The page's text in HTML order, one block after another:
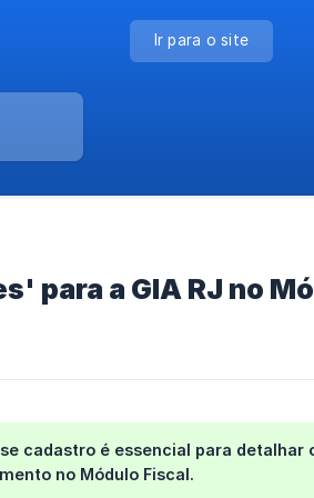
Ir para o site
para a GIA RJ no
cadastro é essencial para detalhar
no Módulo Fiscal.